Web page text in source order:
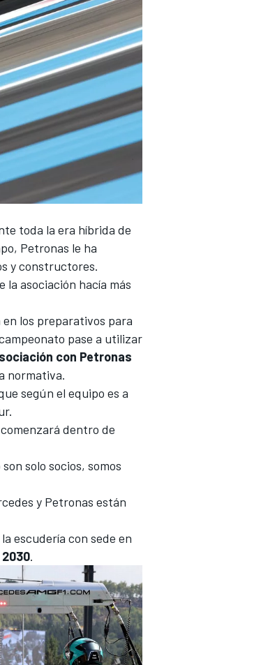
toda la era híbrida de
Petronas le ha
y constructores.
la asociación hacía más
los preparativos para
pase a utilizar
con Petronas
normativa.
según el equipo es a
dentro de
solo socios, somos
y Petronas están
escudería con sede en
.